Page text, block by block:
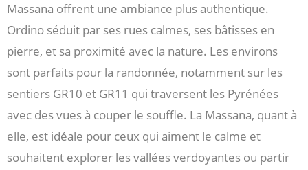
Massana offrent une ambiance plus authentique.
Ordino séduit par ses rues calmes, ses bâtisses en
pierre, et sa proximité avec la nature. Les environs
sont parfaits pour la randonnée, notamment sur les
sentiers GR10 et GR11 qui traversent les Pyrénées
avec des vues à couper le souffle. La Massana, quant à
elle, est idéale pour ceux qui aiment le calme et
souhaitent explorer les vallées verdoyantes ou partir